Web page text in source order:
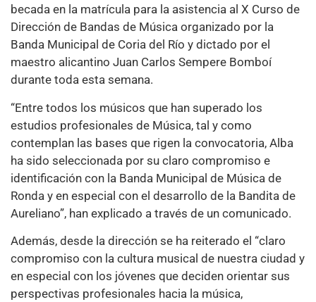
becada en la matrícula para la asistencia al X Curso de
Dirección de Bandas de Música organizado por la
Banda Municipal de Coria del Río y dictado por el
maestro alicantino Juan Carlos Sempere Bomboí
durante toda esta semana.
“Entre todos los músicos que han superado los
estudios profesionales de Música, tal y como
contemplan las bases que rigen la convocatoria, Alba
ha sido seleccionada por su claro compromiso e
identificación con la Banda Municipal de Música de
Ronda y en especial con el desarrollo de la Bandita de
Aureliano”, han explicado a través de un comunicado.
Además, desde la dirección se ha reiterado el “claro
compromiso con la cultura musical de nuestra ciudad y
en especial con los jóvenes que deciden orientar sus
perspectivas profesionales hacia la música,